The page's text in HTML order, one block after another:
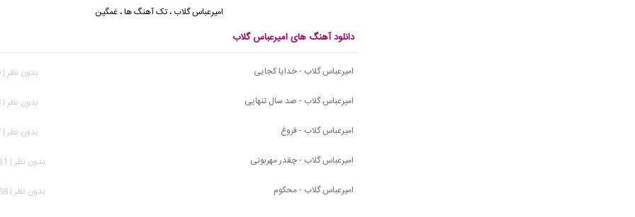
امیرعباس گلاب ،تک آهنگ ها،غمگین
دانلود آهنگ های امیرعباس گلاب
امیرعباس گلاب - خدایا کجایی
بدون نظر | 619 بازدید
امیرعباس گلاب - صد سال تنهایی
بدون نظر | 818 بازدید
امیرعباس گلاب - فروغ
بدون نظر | 977 بازدید
امیرعباس گلاب - چقدر مهربونی
بدون نظر | 1,731 بازدید
امیرعباس گلاب - محکوم
بدون نظر | 5,158 بازدید